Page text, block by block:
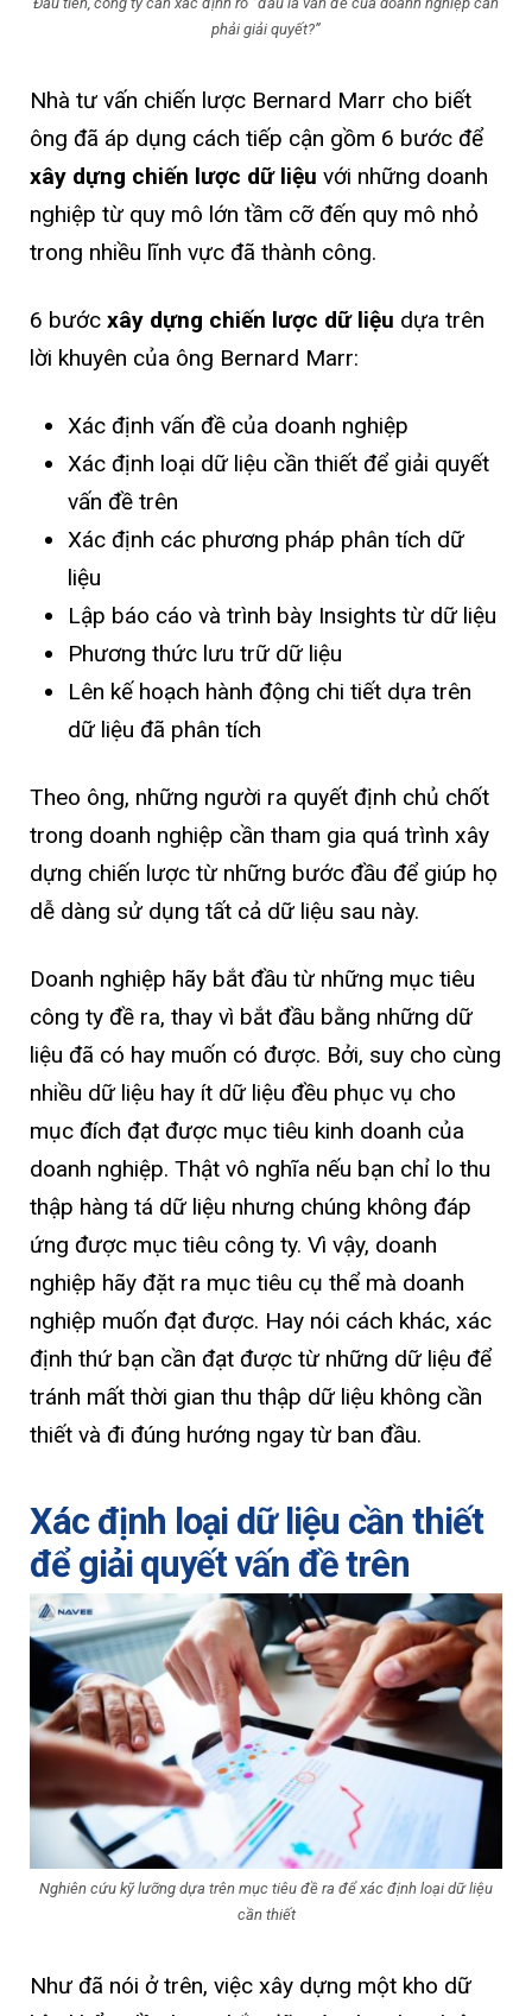
phải giải quyết?”
Nhà tư vấn chiến lược Bernard Marr cho biết
ông đã áp dụng cách tiếp cận gồm 6 bước để
xây dựng chiến lược dữ liệu với những doanh
nghiệp từ quy mô lớn tầm cỡ đến quy mô nhỏ
trong nhiều lĩnh vực đã thành công.
6 bước xây dựng chiến lược dữ liệu dựa trên
lời khuyên của ông Bernard Marr:
Xác định vấn đề của doanh nghiệp
Xác định loại dữ liệu cần thiết để giải quyết
vấn đề trên
Xác định các phương pháp phân tích dữ
liệu
Lập báo cáo và trình bày Insights từ dữ liệu
Phương thức lưu trữ dữ liệu
Lên kế hoạch hành động chi tiết dựa trên
dữ liệu đã phân tích
Theo ông, những người ra quyết định chủ chốt
trong doanh nghiệp cần tham gia quá trình xây
dựng chiến lược từ những bước đầu để giúp họ
dễ dàng sử dụng tất cả dữ liệu sau này.
Doanh nghiệp hãy bắt đầu từ những mục tiêu
công ty đề ra, thay vì bắt đầu bằng những dữ
liệu đã có hay muốn có được. Bởi, suy cho cùng
nhiều dữ liệu hay ít dữ liệu đều phục vụ cho
mục đích đạt được mục tiêu kinh doanh của
doanh nghiệp. Thật vô nghĩa nếu bạn chỉ lo thu
thập hàng tá dữ liệu nhưng chúng không đáp
ứng được mục tiêu công ty. Vì vậy, doanh
nghiệp hãy đặt ra mục tiêu cụ thể mà doanh
nghiệp muốn đạt được. Hay nói cách khác, xác
định thứ bạn cần đạt được từ những dữ liệu để
tránh mất thời gian thu thập dữ liệu không cần
thiết và đi đúng hướng ngay từ ban đầu.
Xác định loại dữ liệu cần thiết
để giải quyết vấn đề trên
Nghiên cứu kỹ lưỡng dựa trên mục tiêu đề ra để xác định loại dữ liệu
cần thiết
Như đã nói ở trên, việc xây dựng một kho dữ